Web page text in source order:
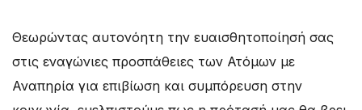
Θεωρώντας αυτονόητη την ευαισθητοποίησή σας
στις εναγώνιες προσπάθειες των Ατόμων με
Αναπηρία για επιβίωση και συμπόρευση στην